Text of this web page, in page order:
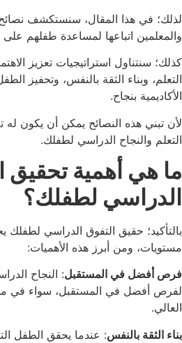
لذلك؛ في هذا المقال، سنستكشف نصائح
والمعلمين اتباعها لمساعدة طفلهم
كذلك؛ سنتناول استراتيجيات تعزيز
التعلم، وبناء الثقة بالنفس، وتحفيز
الأكاديمية بنجاح.
لأن تبني هذه النصائح يمكن أن يكون له
التعلم والنجاح الدراسي لطفلك.
ما هي أهمية تحقيق
الدراسي لطفلك؟
بالتأكيد؛ حقيق التفوق الدراسي
مستويات، ومن أبرز هذه الأهميات:
فرص أفضل في المستقبل: النجاح
لفرص أفضل في المستقبل، سواء في
العالي.
بناء الثقة بالنفس: عندما يحقق الطفل